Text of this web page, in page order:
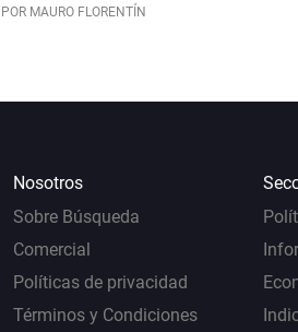
POR MAURO FLORENTÍN
Nosotros
Sobre Búsqueda
Comercial
Políticas de privacidad
Términos y Condiciones